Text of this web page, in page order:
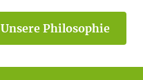
Unsere Philosophie